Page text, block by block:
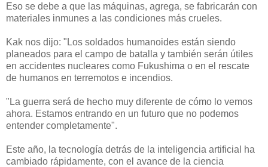
Eso se debe a que las máquinas, agrega, se fabricarán con
materiales inmunes a las condiciones más crueles.
Kak nos dijo: "Los soldados humanoides están siendo
planeados para el campo de batalla y también serán útiles
en accidentes nucleares como Fukushima o en el rescate
de humanos en terremotos e incendios.
"La guerra será de hecho muy diferente de cómo lo vemos
ahora. Estamos entrando en un futuro que no podemos
entender completamente".
Este año, la tecnología detrás de la inteligencia artificial ha
cambiado rápidamente, con el avance de la ciencia